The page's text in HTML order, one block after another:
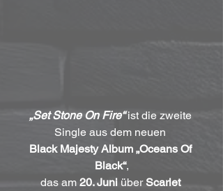
„Set Stone On Fire“ ist die zweite
Single aus dem neuen
Black Majesty Album „Oceans Of
Black“,
das am 20. Juni über Scarlet